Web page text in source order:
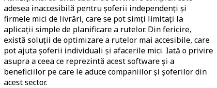
adesea inaccesibilă pentru șoferii independenți și
firmele mici de livrări, care se pot simți limitați la
aplicații simple de planificare a rutelor. Din fericire,
există soluții de optimizare a rutelor mai accesibile, care
pot ajuta șoferii individuali și afacerile mici. Iată o privire
asupra a ceea ce reprezintă acest software și a
beneficiilor pe care le aduce companiilor și șoferilor din
acest sector.